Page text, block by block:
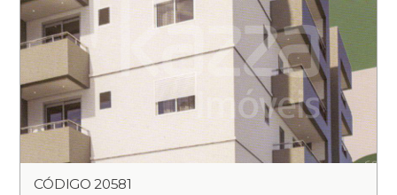
CÓDIGO 20581